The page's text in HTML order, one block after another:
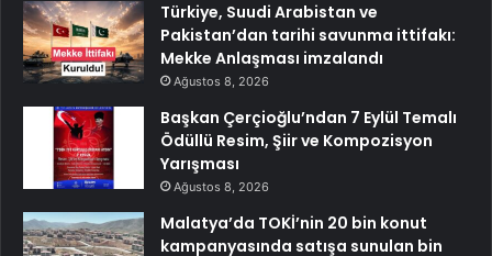
Türkiye, Suudi Arabistan ve
Pakistan’dan tarihi savunma ittifakı:
Mekke Anlaşması imzalandı
Ağustos 8, 2026
Başkan Çerçioğlu’ndan 7 Eylül Temalı
Ödüllü Resim, Şiir ve Kompozisyon
Yarışması
Ağustos 8, 2026
Malatya’da TOKİ’nin 20 bin konut
kampanyasında satışa sunulan bin